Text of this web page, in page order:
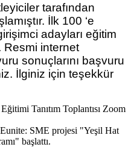
tarafından
İlk 100 ‘e
adayları eğitim
Resmi internet
sonuçlarını başvuru
İlginiz için teşekkür
Tanıtım Toplantısı Zoom
SME projesi "Yeşil Hat
başlattı.